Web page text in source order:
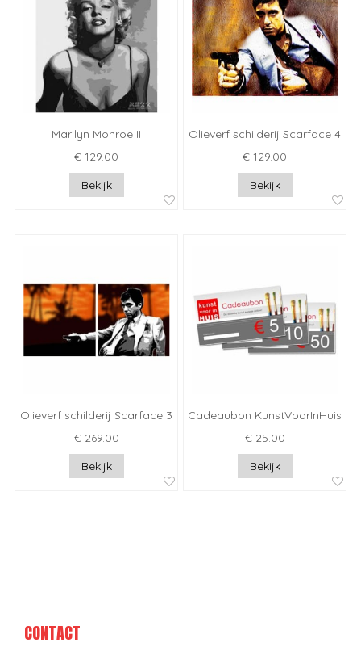
Marilyn Monroe II
€ 129.00
Bekijk
Olieverf schilderij Scarface 4
€ 129.00
Bekijk
Olieverf schilderij Scarface 3
€ 269.00
Bekijk
Cadeaubon KunstVoorInHuis
€ 25.00
Bekijk
CONTACT